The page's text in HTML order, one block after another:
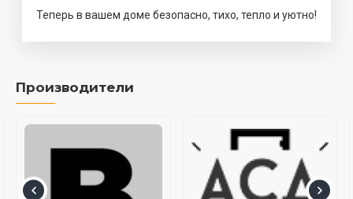
Теперь в вашем доме безопасно, тихо, тепло и уютно!
Производители